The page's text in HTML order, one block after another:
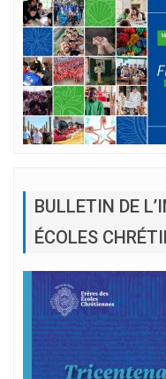
BULLETIN DE
ÉCOLES